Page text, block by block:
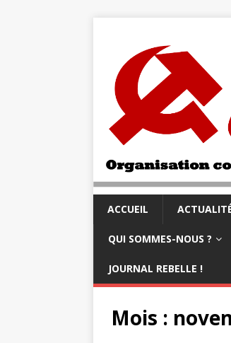
ACCUEIL
QUI SOMMES-NOUS ?
JOURNAL REBELLE !
Mois :